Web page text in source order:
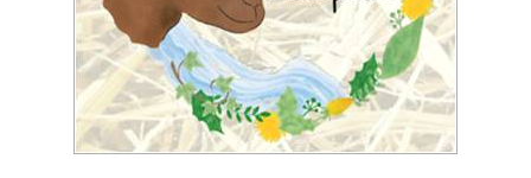
Etablissements scolaires
Equipements sportifs
Bibliothèque
Commerçants, artisans